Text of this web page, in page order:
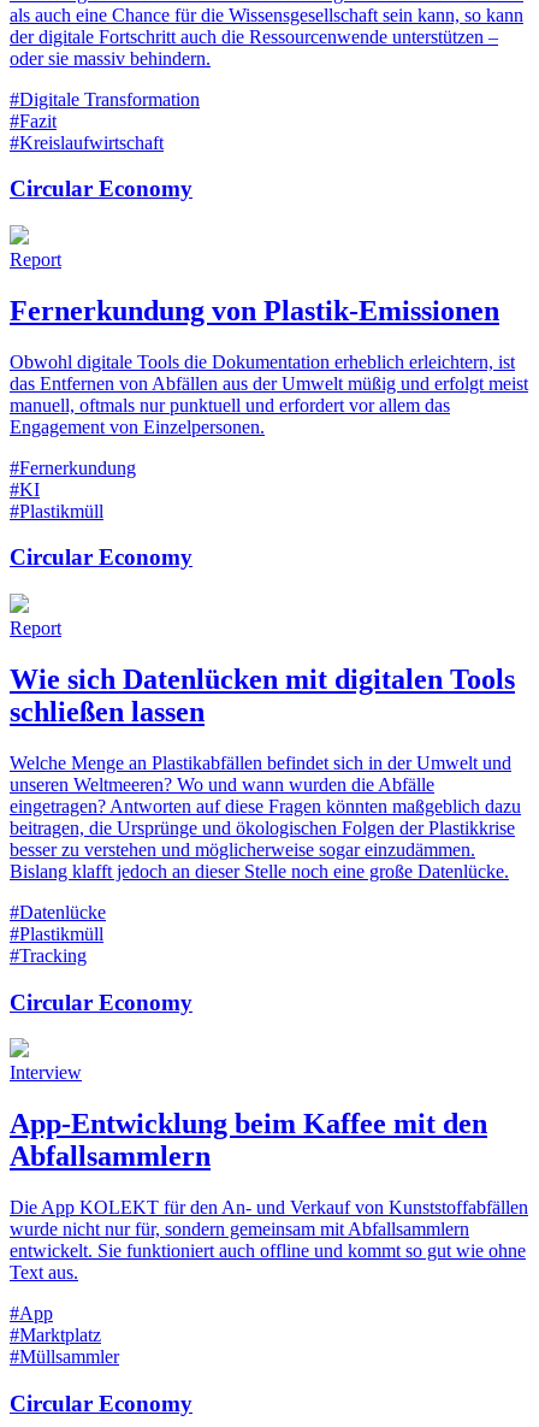
als auch eine Chance für die Wissensgesellschaft sein kann, so kann
der digitale Fortschritt auch die Ressourcenwende unterstützen –
oder sie massiv behindern.
#Digitale Transformation
#Fazit
#Kreislaufwirtschaft
Circular Economy
Report
Fernerkundung von Plastik-Emissionen
Obwohl digitale Tools die Dokumentation erheblich erleichtern, ist
das Entfernen von Abfällen aus der Umwelt müßig und erfolgt meist
manuell, oftmals nur punktuell und erfordert vor allem das
Engagement von Einzelpersonen.
#Fernerkundung
#KI
#Plastikmüll
Circular Economy
Report
Wie sich Datenlücken mit digitalen Tools
schließen lassen
Welche Menge an Plastikabfällen befindet sich in der Umwelt und
unseren Weltmeeren? Wo und wann wurden die Abfälle
eingetragen? Antworten auf diese Fragen könnten maßgeblich dazu
beitragen, die Ursprünge und ökologischen Folgen der Plastikkrise
besser zu verstehen und möglicherweise sogar einzudämmen.
Bislang klafft jedoch an dieser Stelle noch eine große Datenlücke.
#Datenlücke
#Plastikmüll
#Tracking
Circular Economy
Interview
App-Entwicklung beim Kaffee mit den
Abfallsammlern
Die App KOLEKT für den An- und Verkauf von Kunststoffabfällen
wurde nicht nur für, sondern gemeinsam mit Abfallsammlern
entwickelt. Sie funktioniert auch offline und kommt so gut wie ohne
Text aus.
#App
#Marktplatz
#Müllsammler
Circular Economy